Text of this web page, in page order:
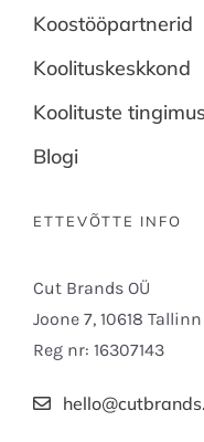
Koostööpartnerid
Koolituskeskkond
Koolituste
Blogi
ETTEVÕTTE INFO
Cut Brands OÜ
Joone 7, 10618 Tallinn
Reg nr: 16307143